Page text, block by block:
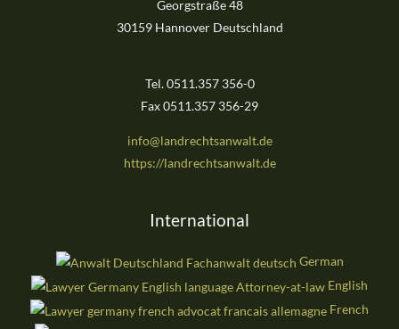
Georgstraße 48
30159 Hannover Deutschland
Tel. 0511.357 356-0
Fax 0511.357 356-29
info@landrechtsanwalt.de
https://landrechtsanwalt.de
International
German
English
French